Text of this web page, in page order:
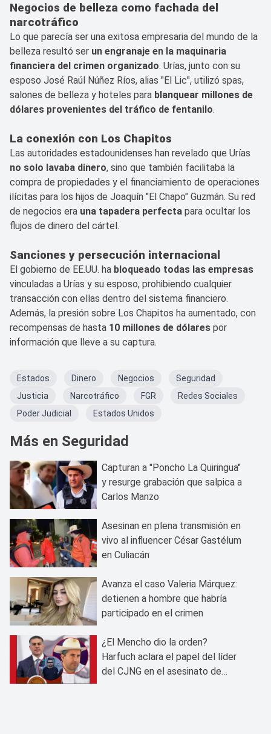
Negocios de belleza como fachada del
narcotráfico
Lo que parecía ser una exitosa empresaria del mundo de la
belleza resultó ser un engranaje en la maquinaria
financiera del crimen organizado. Urías, junto con su
esposo José Raúl Núñez Ríos, alias "El Lic", utilizó spas,
salones de belleza y hoteles para blanquear millones de
dólares provenientes del tráfico de fentanilo.
La conexión con Los Chapitos
Las autoridades estadounidenses han revelado que Urías
no solo lavaba dinero, sino que también facilitaba la
compra de propiedades y el financiamiento de operaciones
ilícitas para los hijos de Joaquín "El Chapo" Guzmán. Su red
de negocios era una tapadera perfecta para ocultar los
flujos de dinero del cártel.
Sanciones y persecución internacional
El gobierno de EE.UU. ha bloqueado todas las empresas
vinculadas a Urías y su esposo, prohibiendo cualquier
transacción con ellas dentro del sistema financiero.
Además, la presión sobre Los Chapitos ha aumentado, con
recompensas de hasta 10 millones de dólares por
información que lleve a su captura.
Estados Dinero Negocios
Seguridad
Justicia
Narcotráfico FGR
Redes Sociales
Poder Judicial
Estados Unidos
Más en Seguridad
Capturan a "Poncho La Quiringua"
y resurge grabación que salpica a
Carlos Manzo
Asesinan en plena transmisión en
vivo al influencer César Gastélum
en Culiacán
Avanza el caso Valeria Márquez:
detienen a hombre que habría
participado en el crimen
¿El Mencho dio la orden?
Harfuch aclara el papel del líder
del CJNG en el asesinato de